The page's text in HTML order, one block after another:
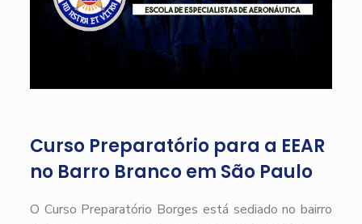
Curso Preparatório para a EEAR
no Barro Branco em São Paulo
O Curso Preparatório Borges está sediado no bairro